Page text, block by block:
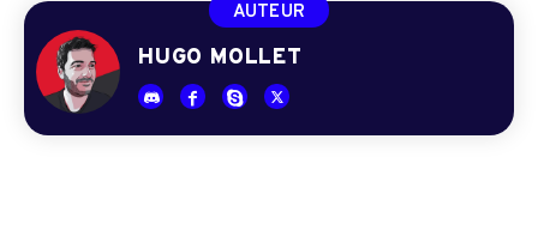
AUTEUR
HUGO MOLLET